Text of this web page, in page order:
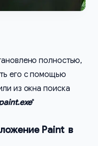
полностью,
его с помощью
из окна поиска
"
Paint в